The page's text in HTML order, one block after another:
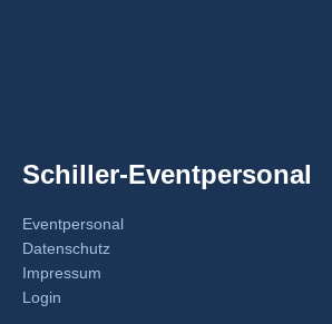
Schiller-Eventpersonal
Eventpersonal
Datenschutz
Impressum
Login